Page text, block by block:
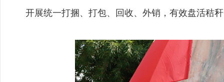
开展统一打捆、打包、回收、外销，有效盘活秸